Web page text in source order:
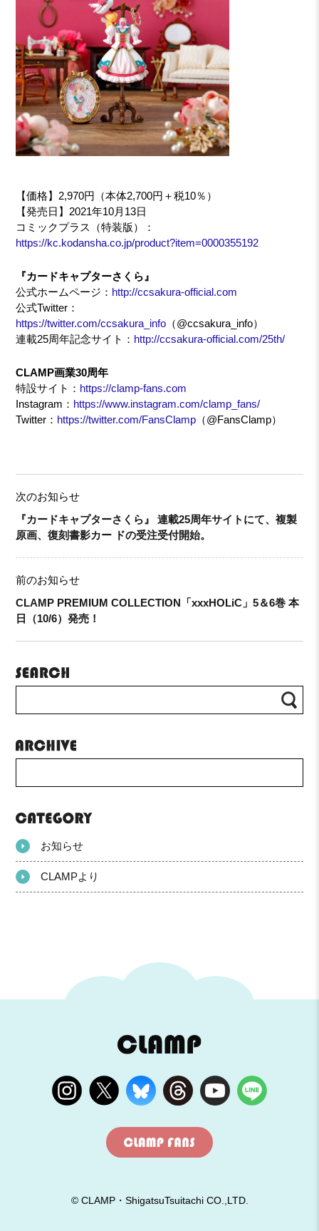
【価格】2,970円（本体2,700円＋税10％）
【発売日】2021年10月13日
コミックプラス（特装版）：
https://kc.kodansha.co.jp/product?item=0000355192
『カードキャプターさくら』
公式ホームページ： http://ccsakura-official.com
公式Twitter：
https://twitter.com/ccsakura_info （@ccsakura_info）
連載25周年記念サイト： http://ccsakura-official.com/25th/
CLAMP画業30周年
特設サイト： https://clamp-fans.com
Instagram： https://www.instagram.com/clamp_fans/
Twitter： https://twitter.com/FansClamp （@FansClamp）
次のお知らせ
『カードキャプターさくら』 連載25周年サイトにて、複製
原画、復刻書影カー ドの受注受付開始。
前のお知らせ
CLAMP PREMIUM COLLECTION「xxxHOLiC」5＆6巻 本
日（10/6）発売！
お知らせ
CLAMPより
© CLAMP・ShigatsuTsuitachi CO.,LTD.